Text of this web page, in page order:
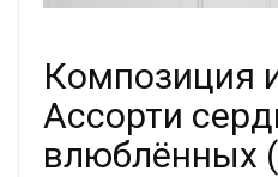
Композиция
Ассорти
влюблённых